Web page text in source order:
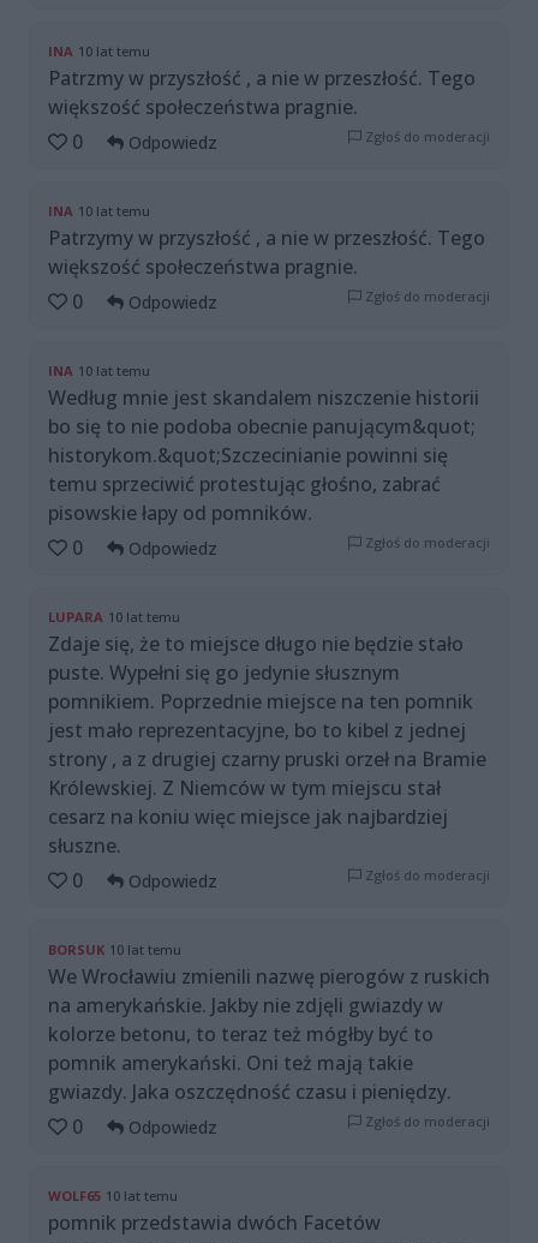
INA 10 lat temu
Patrzmy w przyszłość , a nie w przeszłość. Tego
większość społeczeństwa pragnie.
0
Odpowiedz Zgłoś do moderacji
INA 10 lat temu
Patrzymy w przyszłość , a nie w przeszłość. Tego
większość społeczeństwa pragnie.
0
Odpowiedz Zgłoś do moderacji
INA 10 lat temu
Według mnie jest skandalem niszczenie historii
bo się to nie podoba obecnie panującym&quot;
historykom.&quot;Szczecinianie powinni się
temu sprzeciwić protestując głośno, zabrać
pisowskie łapy od pomników.
0
Odpowiedz Zgłoś do moderacji
LUPARA 10 lat temu
Zdaje się, że to miejsce długo nie będzie stało
puste. Wypełni się go jedynie słusznym
pomnikiem. Poprzednie miejsce na ten pomnik
jest mało reprezentacyjne, bo to kibel z jednej
strony , a z drugiej czarny pruski orzeł na Bramie
Królewskiej. Z Niemców w tym miejscu stał
cesarz na koniu więc miejsce jak najbardziej
słuszne.
0
Odpowiedz Zgłoś do moderacji
BORSUK 10 lat temu
We Wrocławiu zmienili nazwę pierogów z ruskich
na amerykańskie. Jakby nie zdjęli gwiazdy w
kolorze betonu, to teraz też mógłby być to
pomnik amerykański. Oni też mają takie
gwiazdy. Jaka oszczędność czasu i pieniędzy.
0
Odpowiedz Zgłoś do moderacji
WOLF65 10 lat temu
pomnik przedstawia dwóch Facetów